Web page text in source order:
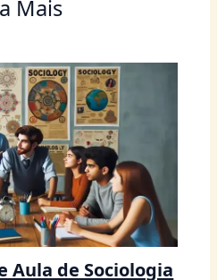
Mais
Aula de Sociologia